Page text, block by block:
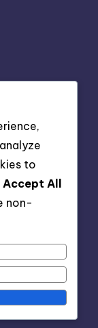
y
de
y
y
to
Accept All
non-